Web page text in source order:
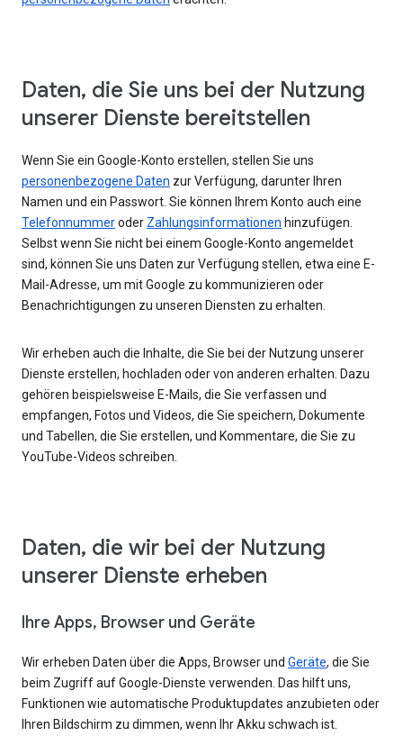
Daten, die Sie uns bei der Nutzung
unserer Dienste bereitstellen
Wenn Sie ein Google-Konto erstellen, stellen Sie uns
personenbezogene Daten zur Verfügung, darunter Ihren
Namen und ein Passwort. Sie können Ihrem Konto auch eine
Telefonnummeroder Zahlungsinformationen hinzufügen.
Selbst wenn Sie nicht bei einem Google-Konto angemeldet
sind, können Sie uns Daten zur Verfügung stellen, etwa eine E-
Mail-Adresse, um mit Google zu kommunizieren oder
Benachrichtigungen zu unseren Diensten zu erhalten.
Wir erheben auch die Inhalte, die Sie bei der Nutzung unserer
Dienste erstellen, hochladen oder von anderen erhalten. Dazu
gehören beispielsweise E-Mails, die Sie verfassen und
empfangen, Fotos und Videos, die Sie speichern, Dokumente
und Tabellen, die Sie erstellen, und Kommentare, die Sie zu
YouTube-Videos schreiben.
Daten, die wir bei der Nutzung
unserer Dienste erheben
Ihre Apps, Browser und Geräte
Wir erheben Daten über die Apps, Browser und Geräte, die Sie
beim Zugriff auf Google-Dienste verwenden. Das hilft uns,
Funktionen wie automatische Produktupdates anzubieten oder
Ihren Bildschirm zu dimmen, wenn Ihr Akku schwach ist.